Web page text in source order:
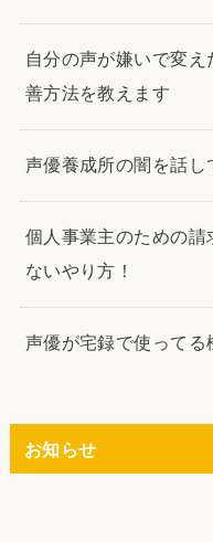
自分の声が嫌いで変
善方法を教えます
声優養成所の闇を話し
個人事業主のための請
ないやり方！
声優が宅録で使ってる
お知らせ